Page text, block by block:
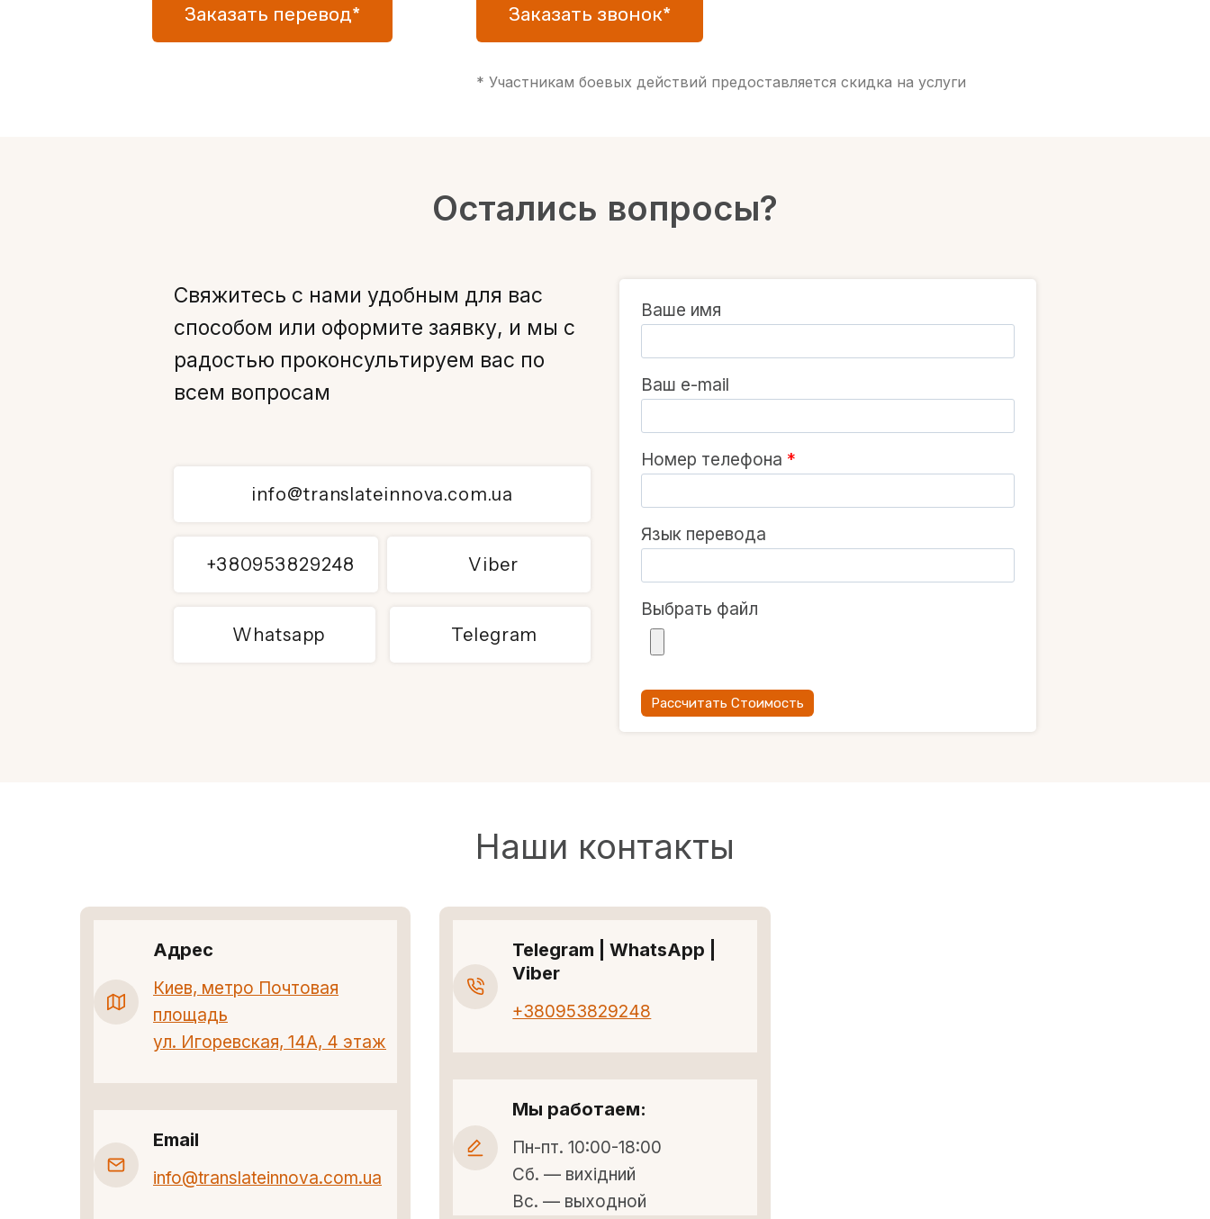
Заказать перевод* Заказать звонок*
* Участникам боевых действий предоставляется скидка на услуги
Остались вопросы?
Свяжитесь с нами удобным для вас
способом или оформите заявку, и мы с
радостью проконсультируем вас по
всем вопросам
info@translateinnova.com.ua
+380953829248 Viber
Whatsapp Telegram
Ваше имя
Ваш e-mail
Номер телефона *
Язык перевода
Выбрать файл
Наши контакты
Адрес
Киев, метро Почтовая
площадь
ул. Игоревская, 14А, 4 этаж
Email
info@translateinnova.com.ua
Telegram | WhatsApp |
Viber
+380953829248
Мы работаем:
Пн-пт. 10:00-18:00
Сб. — вихідний
Вс. — выходной